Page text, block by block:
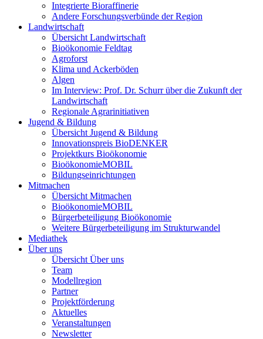
Integrierte Bioraffinerie
Andere Forschungsverbünde der Region
Landwirtschaft
Übersicht Landwirtschaft
Bioökonomie Feldtag
Agroforst
Klima und Ackerböden
Algen
Im Interview: Prof. Dr. Schurr über die Zukunft der
Landwirtschaft
Regionale Agrarinitiativen
Jugend & Bildung
Übersicht Jugend & Bildung
Innovationspreis BioDENKER
Projektkurs Bioökonomie
BioökonomieMOBIL
Bildungseinrichtungen
Mitmachen
Übersicht Mitmachen
BioökonomieMOBIL
Bürgerbeteiligung Bioökonomie
Weitere Bürgerbeteiligung im Strukturwandel
Mediathek
Über uns
Übersicht Über uns
Team
Modellregion
Partner
Projektförderung
Aktuelles
Veranstaltungen
Newsletter